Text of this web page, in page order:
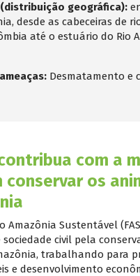
geográfica):
desde as cabeceiras de
até o estuário do Rio
Desmatamento e
com a
conservar os
Amazônia Sustentável
civil pela
, trabalhando para
e desenvolvimento